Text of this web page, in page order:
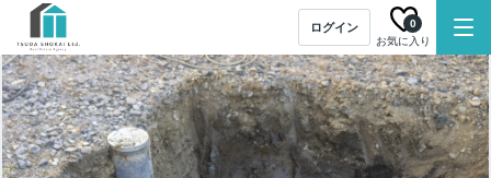
ログイン
お気に入り
0